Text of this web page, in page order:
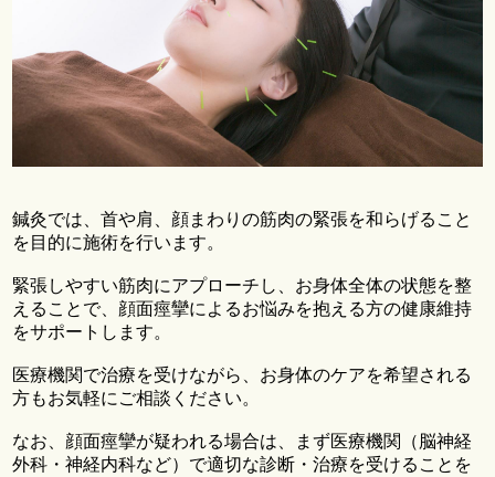
鍼灸では、首や肩、顔まわりの筋肉の緊張を和らげること
を目的に施術を行います。
緊張しやすい筋肉にアプローチし、お身体全体の状態を整
えることで、顔面痙攣によるお悩みを抱える方の健康維持
をサポートします。
医療機関で治療を受けながら、お身体のケアを希望される
方もお気軽にご相談ください。
なお、顔面痙攣が疑われる場合は、まず医療機関（脳神経
外科・神経内科など）で適切な診断・治療を受けることを